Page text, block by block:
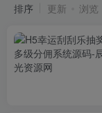
排序 更新 浏览